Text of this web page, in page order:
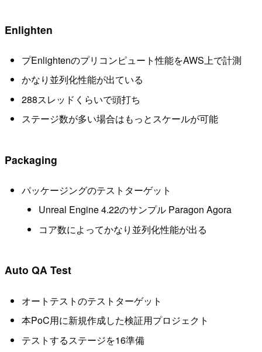
Enlighten
プEnlightenのプリコンピュート性能をAWS上で計測
かなり並列化性能が出ている
288スレッドくらいで頭打ち
ステージ数が多い場合はもっとスケールが可能
Packaging
パッケージングのテストターゲット
Unreal Engine 4.22のサンプル Paragon Agora
コア数によってかなり並列化性能が出る
Auto QA Test
オートテストのテストターゲット
本PoC用に新規作成した検証用プロジェクト
テストするステージを16準備